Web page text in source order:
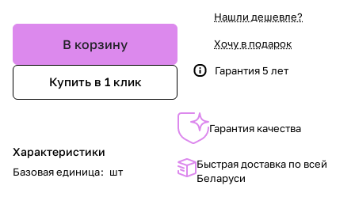
В корзину
Купить в 1 клик
Характеристики
Базовая единица: шт
Нашли дешевле?
Хочу в подарок
Гарантия 5 лет
Гарантия качества
Быстрая доставка по всей
Беларуси